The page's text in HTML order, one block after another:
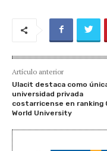
Artículo anterior
Ulacit destaca como
universidad privada
costarricense en ranking
World University